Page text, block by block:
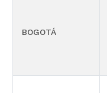
BOGOTÁ